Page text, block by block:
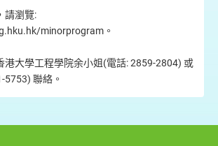
請瀏覽:
minorprogram。
港大學工程學院余小姐(電話: 2859-2804) 或
5753) 聯絡。